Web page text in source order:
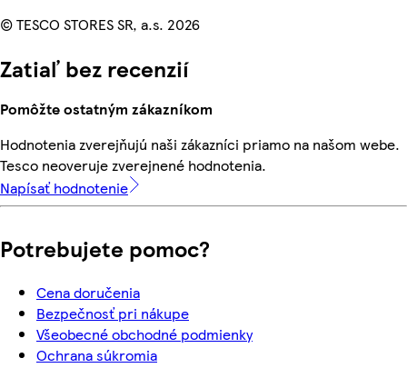
© TESCO STORES SR, a.s. 2026
Zatiaľ bez recenzií
Pomôžte ostatným zákazníkom
Hodnotenia zverejňujú naši zákazníci priamo na našom webe.
Tesco neoveruje zverejnené hodnotenia.
Napísať hodnotenie
Potrebujete pomoc?
Cena doručenia
Bezpečnosť pri nákupe
Všeobecné obchodné podmienky
Ochrana súkromia